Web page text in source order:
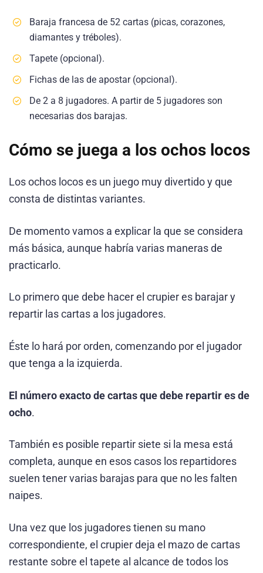
Baraja francesa de 52 cartas (picas, corazones,
diamantes y tréboles).
Tapete (opcional).
Fichas de las de apostar (opcional).
De 2 a 8 jugadores. A partir de 5 jugadores son
necesarias dos barajas.
Cómo se juega a los ochos locos
Los ochos locos es un juego muy divertido y que
consta de distintas variantes.
De momento vamos a explicar la que se considera
más básica, aunque habría varias maneras de
practicarlo.
Lo primero que debe hacer el crupier es barajar y
repartir las cartas a los jugadores.
Éste lo hará por orden, comenzando por el jugador
que tenga a la izquierda.
El número exacto de cartas que debe repartir es de
ocho.
También es posible repartir siete si la mesa está
completa, aunque en esos casos los repartidores
suelen tener varias barajas para que no les falten
naipes.
Una vez que los jugadores tienen su mano
correspondiente, el crupier deja el mazo de cartas
restante sobre el tapete al alcance de todos los